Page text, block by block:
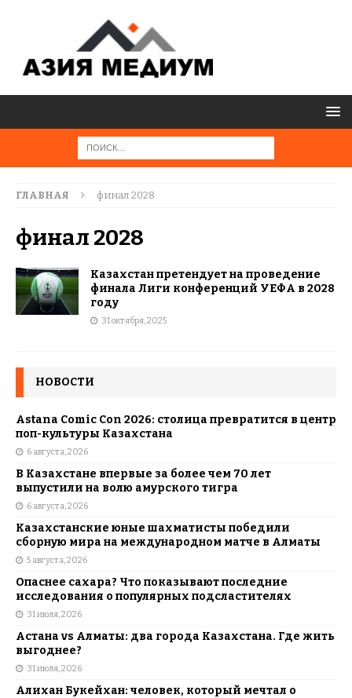
ГЛАВНАЯ финал 2028
финал 2028
Казахстан претендует на проведение
финала Лиги конференций УЕФА в 2028
году
31 октября, 2025
НОВОСТИ
Astana Comic Con 2026: столица превратится в центр
поп-культуры Казахстана
6 августа, 2026
В Казахстане впервые за более чем 70 лет
выпустили на волю амурского тигра
6 августа, 2026
Казахстанские юные шахматисты победили
сборную мира на международном матче в Алматы
5 августа, 2026
Опаснее сахара? Что показывают последние
исследования о популярных подсластителях
31 июля, 2026
Астана vs Алматы: два города Казахстана. Где жить
выгоднее?
31 июля, 2026
Алихан Букейхан: человек, который мечтал о